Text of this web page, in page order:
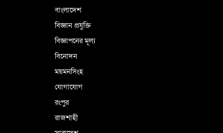
বাংলাদেশ
বিজ্ঞান প্রযুক্তি
বিজ্ঞাপনের মূল্য
বিনোদন
ময়মনসিংহ
যোগাযোগ
রংপুর
রাজশাহী